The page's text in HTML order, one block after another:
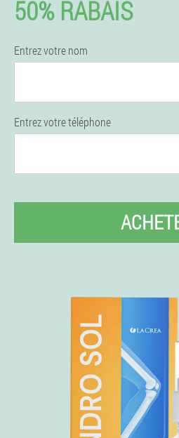
50% RABAIS
Entrez votre nom
Entrez votre téléphone